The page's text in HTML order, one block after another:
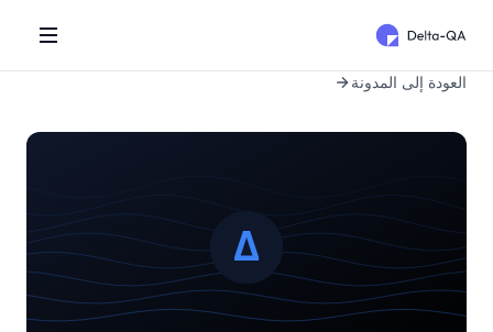
العودة إلى المدونة